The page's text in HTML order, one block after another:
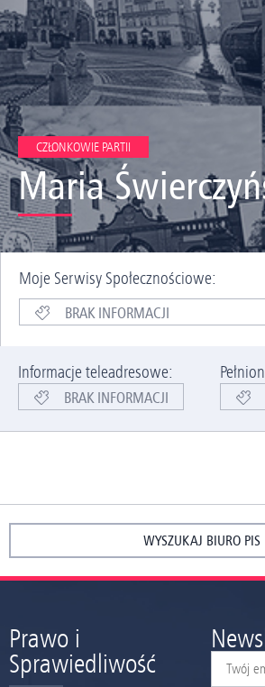
CZŁONKOWIE PARTII
Maria
Informacje teleadresowe:
BRAK INFORMACJI
WYSZUKAJ BIURO PIS
Moje Serwisy Społecznościowe:
BRAK INFORMACJI
Prawo i
Sprawiedliwość